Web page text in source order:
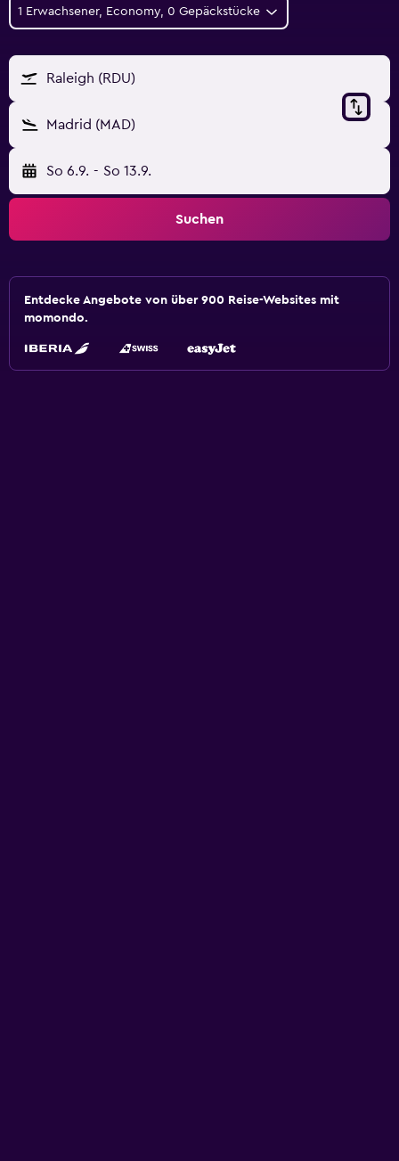
1 Erwachsener, Economy, 0 Gepäckstücke
Raleigh (RDU)
Madrid (MAD)
So 6.9. - So 13.9.
Suchen
Entdecke Angebote von über 900 Reise-Websites mit
momondo.